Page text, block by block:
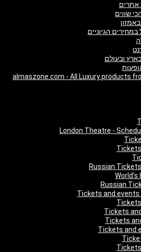
almaszone.com - All Luxury products
London Theatre -
Russian
Russian
Tickets and events
Tickets
Tickets
Tickets and